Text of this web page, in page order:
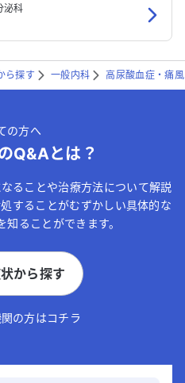
泌科
ら探す 一般内科 高尿酸血症・痛風
の方へ
Q&Aとは？
ることや治療方法について解説
することがむずかしい具体的な
ることができます。
から探す
の方はコチラ